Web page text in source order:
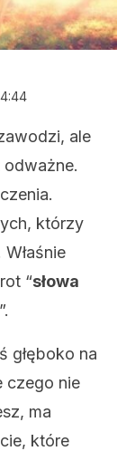
ale
którzy
“słowa
głęboko na
czego nie
ma
które